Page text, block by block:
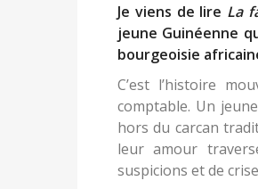
Je viens de lire La
jeune Guinéenne
bourgeoisie
C’est l’histoire
comptable. Un
hors du carcan
leur amour
suspicions et de